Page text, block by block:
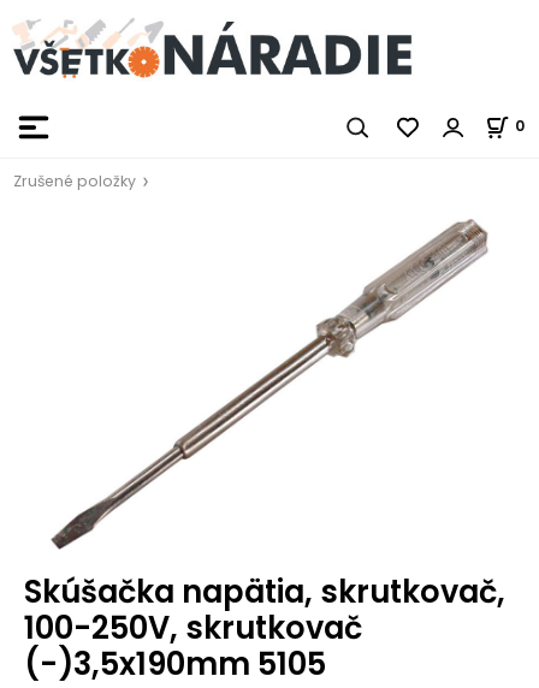
0
Zrušené položky
Skúšačka napätia, skrutkovač,
100-250V, skrutkovač
(-)3,5x190mm 5105